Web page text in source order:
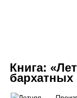
Книга:
бархатных